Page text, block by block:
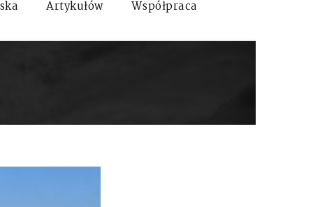
Artykułów
Współpraca